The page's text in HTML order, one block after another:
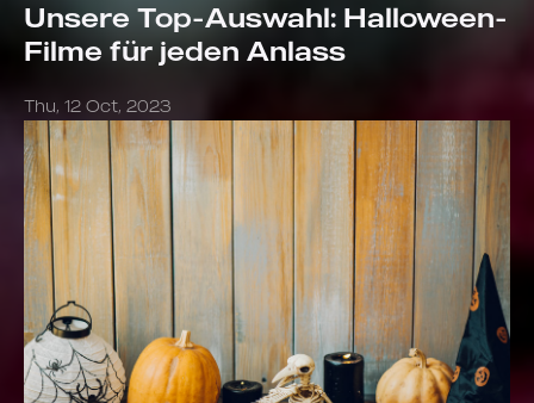
Unsere Top-Auswahl: Halloween-
Filme für jeden Anlass
Thu, 12 Oct, 2023